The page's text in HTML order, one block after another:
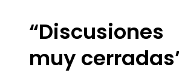
“Discusiones
muy